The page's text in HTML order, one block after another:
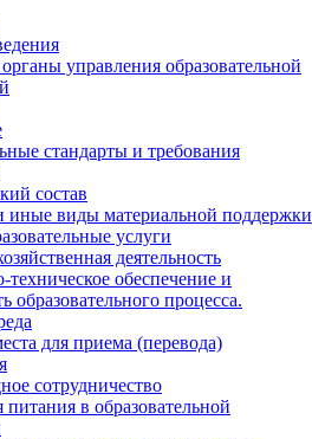
управления образовательной
стандарты и требования
состав
иные виды материальной поддержки
услуги
деятельность
техническое обеспечение и
образовательного процесса.
для приема (перевода)
сотрудничество
в образовательной